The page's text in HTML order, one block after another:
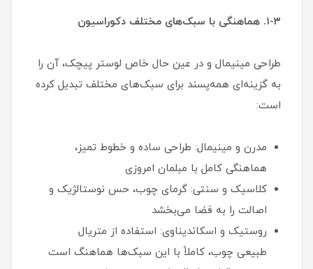
۱-۳. هماهنگی با سبک‌های مختلف دکوراسیون
طراحی مینیمال و در عین حال خاص لوستر پیچک، آن را
به گزینه‌ای همه‌پسند برای سبک‌های مختلف تبدیل کرده
است:
مدرن و مینیمال: طراحی ساده و خطوط تمیز،
هماهنگی کامل با مبلمان امروزی
کلاسیک و سنتی: گرمای چوب، حس نوستالژیک و
اصالت را به فضا می‌بخشد
روستیک و اسکاندیناوی: استفاده از متریال
طبیعی چوب، کاملاً با این سبک‌ها هماهنگ است